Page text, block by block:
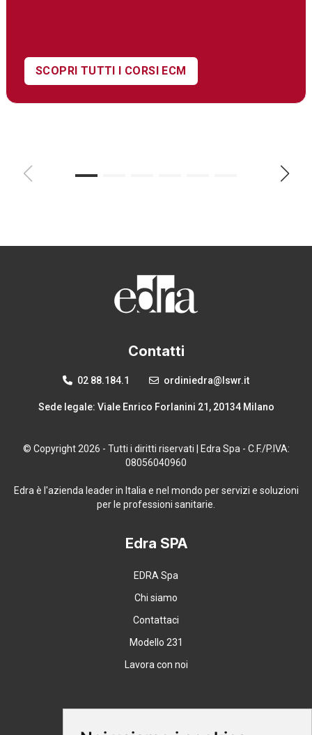
SCOPRI TUTTI I CORSI ECM
Contatti
02 88.184.1 ordiniedra@lswr.it
Sede legale: Viale Enrico Forlanini 21, 20134 Milano
© Copyright 2026 - Tutti i diritti riservati | Edra Spa - C.F./P.IVA:
08056040960
Edra è l'azienda leader in Italia e nel mondo per servizi e soluzioni
per le professioni sanitarie.
Edra SPA
EDRA Spa
Chi siamo
Contattaci
Modello 231
Lavora con noi
Supporto